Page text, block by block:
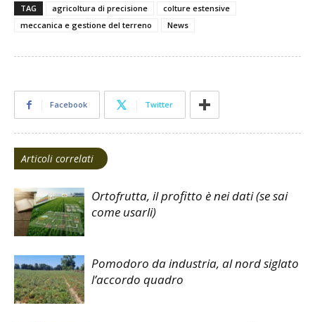
TAG agricoltura di precisione
colture estensive
meccanica e gestione del terreno
News
Facebook Twitter
Articoli correlati
Ortofrutta, il profitto è nei dati (se sai
come usarli)
Pomodoro da industria, al nord siglato
l’accordo quadro